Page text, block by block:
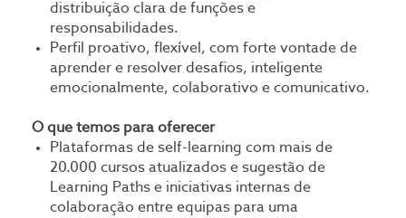
distribuição clara de funções e
responsabilidades.
Perfil proativo, flexível, com forte vontade de
aprender e resolver desafios, inteligente
emocionalmente, colaborativo e comunicativo.
O que temos para oferecer
Plataformas de self-learning com mais de
20.000 cursos atualizados e sugestão de
Learning Paths e iniciativas internas de
colaboração entre equipas para uma